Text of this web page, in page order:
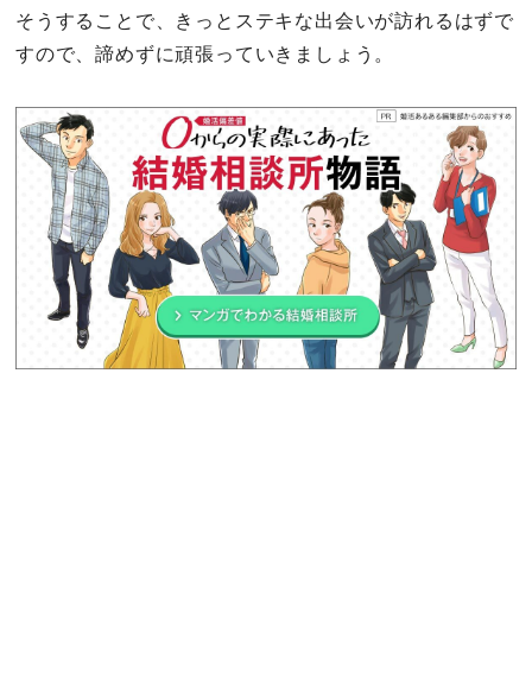
そうすることで、きっとステキな出会いが訪れるはずで
すので、諦めずに頑張っていきましょう。